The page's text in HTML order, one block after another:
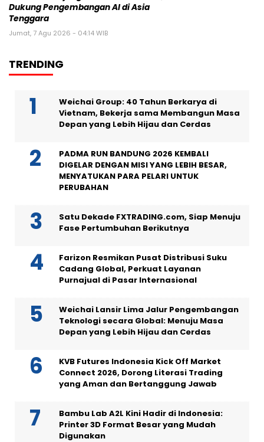
Dukung Pengembangan AI di Asia
Tenggara
Jumat, 7 Agu 2026 - 04:14 WIB
TRENDING
Weichai Group: 40 Tahun Berkarya di
Vietnam, Bekerja sama Membangun Masa
Depan yang Lebih Hijau dan Cerdas
PADMA RUN BANDUNG 2026 KEMBALI
DIGELAR DENGAN MISI YANG LEBIH BESAR,
MENYATUKAN PARA PELARI UNTUK
PERUBAHAN
Satu Dekade FXTRADING.com, Siap Menuju
Fase Pertumbuhan Berikutnya
Farizon Resmikan Pusat Distribusi Suku
Cadang Global, Perkuat Layanan
Purnajual di Pasar Internasional
Weichai Lansir Lima Jalur Pengembangan
Teknologi secara Global: Menuju Masa
Depan yang Lebih Hijau dan Cerdas
KVB Futures Indonesia Kick Off Market
Connect 2026, Dorong Literasi Trading
yang Aman dan Bertanggung Jawab
Bambu Lab A2L Kini Hadir di Indonesia:
Printer 3D Format Besar yang Mudah
Digunakan